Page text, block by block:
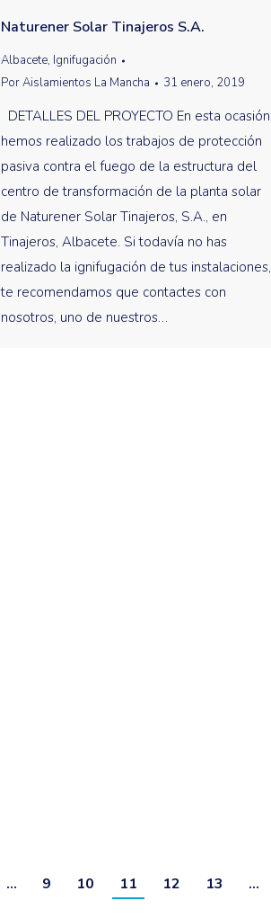
Naturener Solar Tinajeros S.A.
Albacete, Ignifugación
PorAislamientos La Mancha 31 enero, 2019
DETALLES DEL PROYECTO En esta ocasión
hemos realizado los trabajos de protección
pasiva contra el fuego de la estructura del
centro de transformación de la planta solar
de Naturener Solar Tinajeros, S.A., en
Tinajeros, Albacete. Si todavía no has
realizado la ignifugación de tus instalaciones,
te recomendamos que contactes con
nosotros, uno de nuestros…
… 9 10 11 12 13 …